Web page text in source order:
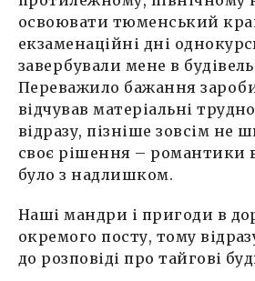
освоювати тюменський
екзаменаційні дні
завербували мене в
Переважило бажання
відчував матеріальні
відразу, пізніше зовсім не
своє рішення – романтики
було з надлишком.
Наші мандри і пригоди в
окремого посту, тому
до розповіді про тайгові